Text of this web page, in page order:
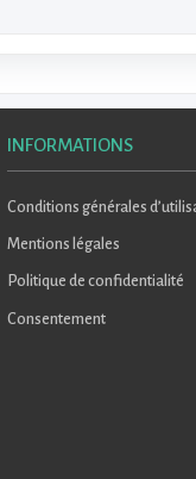
INFORMATIONS
Conditions générales
Mentions légales
Politique de confidentialité
Consentement